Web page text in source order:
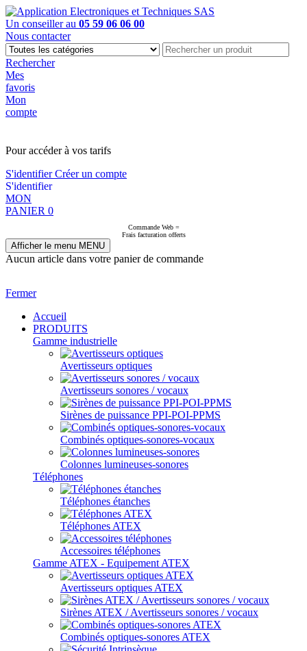
Un conseiller au 05 59 06 06 00
Nous contacter
Rechercher
Mes
favoris
Mon
compte
Pour accéder à vos tarifs
S'identifierCréer un compte
S'identifier
MON
PANIER 0
Commande Web =
Frais facturation offerts
Afficher le menu MENU
Aucun article dans votre panier de commande
Fermer
Accueil
PRODUITS
Gamme industrielle
Avertisseurs optiques
Avertisseurs sonores / vocaux
Sirènes de puissance PPI-POI-PPMS
Combinés optiques-sonores-vocaux
Colonnes lumineuses-sonores
Téléphones
Téléphones étanches
Téléphones ATEX
Accessoires téléphones
Gamme ATEX - Equipement ATEX
Avertisseurs optiques ATEX
Sirènes ATEX / Avertisseurs sonores / vocaux
Combinés optiques-sonores ATEX